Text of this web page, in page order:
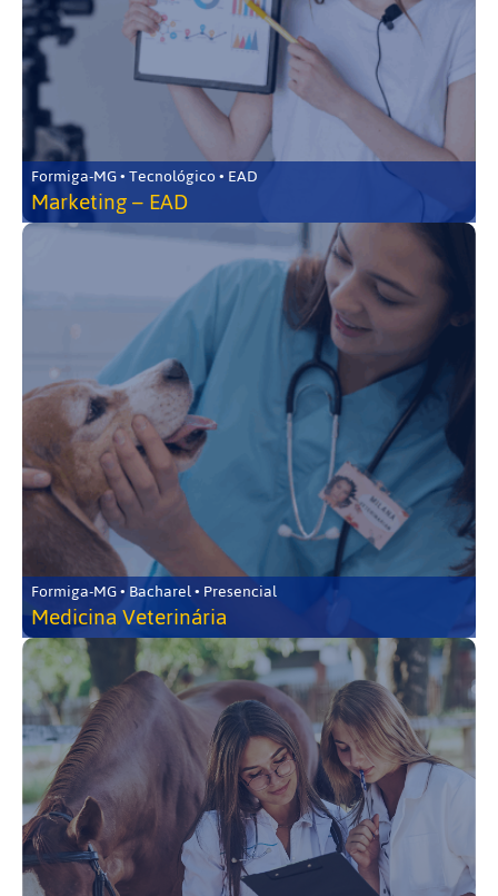
Formiga-MG • Tecnológico • EAD
Marketing – EAD
Formiga-MG • Bacharel • Presencial
Medicina Veterinária